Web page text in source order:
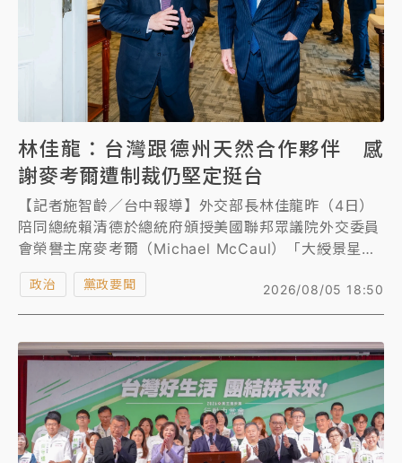
林佳龍：台灣跟德州天然合作夥伴 感
謝麥考爾遭制裁仍堅定挺台
【記者施智齡／台中報導】外交部長林佳龍昨（4日）
陪同總統賴清德於總統府頒授美國聯邦眾議院外交委員
會榮譽主席麥考爾（Michael McCaul）「大綬景星勳
章」，並於外交部設宴歡迎麥考爾再次訪問台灣。林佳
龍表示，麥考爾多年來始終以實際行動支持台灣，對深
化台美夥伴關係貢獻卓著。
2026/08/05 18:50
政治 黨政要聞